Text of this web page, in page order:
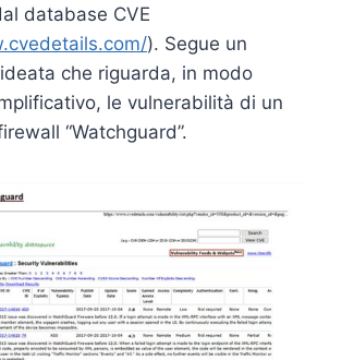
database CVE
). Segue un
che riguarda, in modo
le vulnerabilità di un
“Watchguard”.